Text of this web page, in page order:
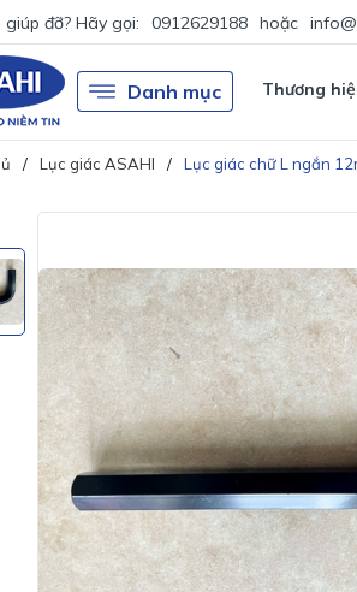
giúp đỡ? Hãy gọi: 0912629188 hoặc
Danh mục Thương
Lục giác ASAHI Lục giác chữ L ngắn